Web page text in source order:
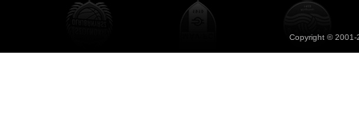
Copyright ©